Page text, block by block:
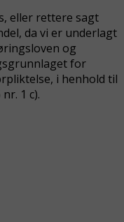
eller rettere sagt
da vi er underlagt
og
for
i henhold til
1 c).